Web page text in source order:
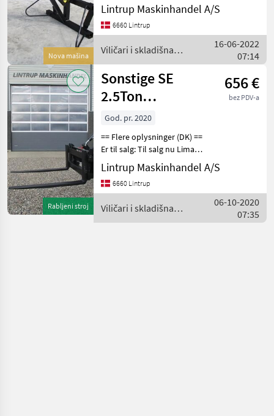
Nova mašina
model der er med udskud
på løftekroge. i inderste
position kan den løfte
Lintrup Maskinhandel A/S
6660 Lintrup
Viličari i skladišna
tehnika / Sonstige
16-06-2022
07:14
Rabljeni stroj
Sonstige SE
2.5Ton
pallegafler med
eurobeslag på
656 €
bez PDV-a
God. pr. 2020
== Flere oplysninger (DK) ==
Er til salg: Til salg nu Limas
2.5ton pallegafler med
støbt gafler og EURO beslag
på. Gaffellængde er 120cm
Lintrup Maskinhandel A/S
6660 Lintrup
Viličari i skladišna
tehnika / Sonstige
06-10-2020
07:35